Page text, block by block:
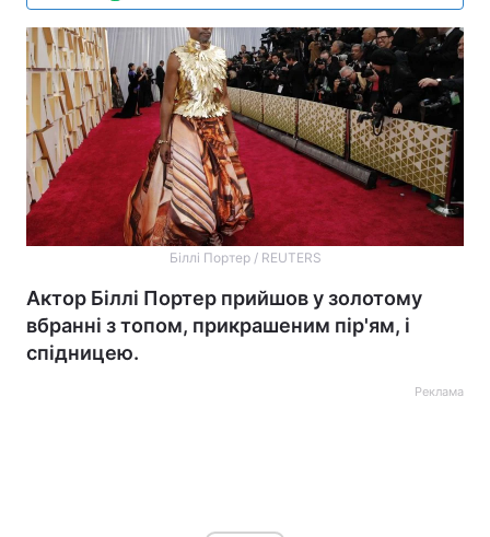
Біллі Портер / REUTERS
Актор Біллі Портер прийшов у золотому
вбранні з топом, прикрашеним пір'ям, і
спідницею.
Реклама